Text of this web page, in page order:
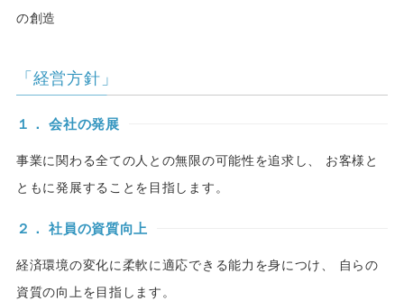
の創造
「経営方針」
１． 会社の発展
事業に関わる全ての人との無限の可能性を追求し、 お客様と
ともに発展することを目指します。
２． 社員の資質向上
経済環境の変化に柔軟に適応できる能力を身につけ、 自らの
資質の向上を目指します。